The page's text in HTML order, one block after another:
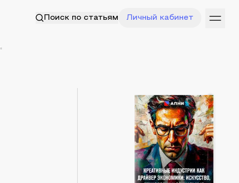
Поиск по статьям Личный кабинет